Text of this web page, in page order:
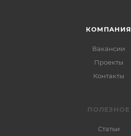
КОМПАНИЯ
Вакансии
Проекты
Контакты
ПОЛЕЗНОЕ
Статьи